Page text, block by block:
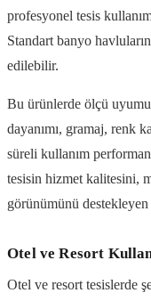
profesyonel tesis
Standart banyo
edilebilir.
Bu ürünlerde ölçü
dayanımı, gramaj, renk
süreli kullanım
tesisin hizmet kalitesini,
görünümünü
Otel ve Resort
Otel ve resort tesislerde